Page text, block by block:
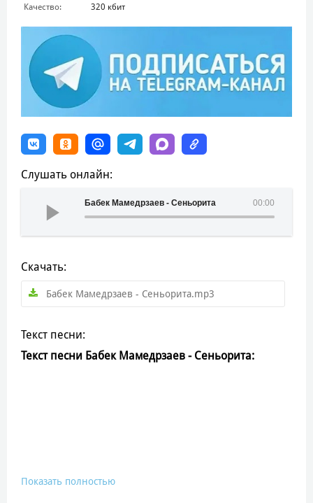
Качество:
320 кбит
Слушать онлайн:
00:00
Бабек Мамедрзаев - Сеньорита
Скачать:
Бабек Мамедрзаев - Сеньорита.mp3
Текст песни:
Текст песни Бабек Мамедрзаев - Сеньорита:
Показать полностью